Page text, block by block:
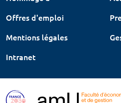
Offres d'emploi
Mentions légales
Intranet